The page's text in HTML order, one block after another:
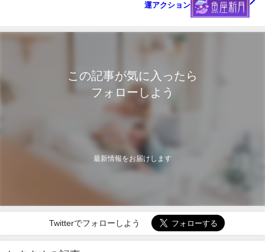
運アクション
この記事が気に入ったら
フォローしよう
最新情報をお届けします
Twitterでフォローしよう